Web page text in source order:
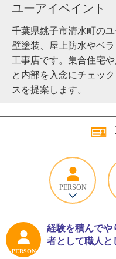
ユーアイペイント
千葉県銚子市清水町の
壁塗装、屋上防水やベ
工事店です。集合住宅
と内部を入念にチェッ
スを提案します。
PERSON
PERSON
経験を積んでや
者として職人と